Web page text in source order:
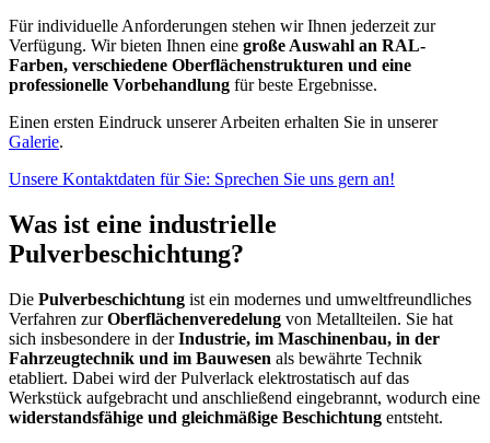
Für individuelle Anforderungen stehen wir Ihnen jederzeit zur
Verfügung. Wir bieten Ihnen eine große Auswahl an RAL-
Farben, verschiedene Oberflächenstrukturen und eine
professionelle Vorbehandlung für beste Ergebnisse.
Einen ersten Eindruck unserer Arbeiten erhalten Sie in unserer
Galerie.
Unsere Kontaktdaten für Sie: Sprechen Sie uns gern an!
Was ist eine industrielle
Pulverbeschichtung?
Die Pulverbeschichtung ist ein modernes und umweltfreundliches
Verfahren zurOberflächenveredelung von Metallteilen. Sie hat
sich insbesondere in derIndustrie, im Maschinenbau, in der
Fahrzeugtechnik und im Bauwesen als bewährte Technik
etabliert. Dabei wird der Pulverlack elektrostatisch auf das
Werkstück aufgebracht und anschließend eingebrannt, wodurch eine
widerstandsfähige und gleichmäßige Beschichtung entsteht.